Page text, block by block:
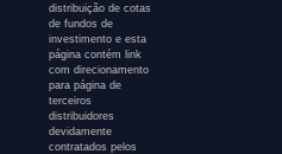
distribuição de cotas
de fundos de
investimento e esta
página contém link
com direcionamento
para página de
terceiros
distribuidores
devidamente
contratados pelos